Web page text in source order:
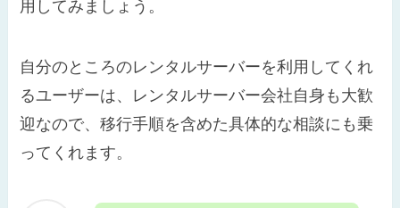
用してみましょう。
自分のところのレンタルサーバーを利用してくれ
るユーザーは、レンタルサーバー会社自身も大歓
迎なので、移行手順を含めた具体的な相談にも乗
ってくれます。